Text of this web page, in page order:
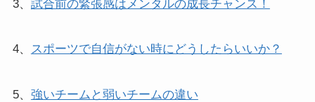
3、 試合前の緊張感はメンタルの成長チャンス！
4、 スポーツで自信がない時にどうしたらいいか？
5、 強いチームと弱いチームの違い